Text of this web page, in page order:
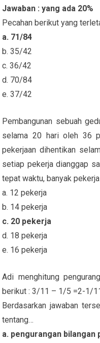
Jawaban : yang ada 20%
Pecahan berikut yang
a. 71/84
b. 35/42
c. 36/42
d. 70/84
e. 37/42
Pembangunan sebuah
selama 20 hari oleh 36
pekerjaan dihentikan
setiap pekerja dianggap
tepat waktu, banyak
a. 12 pekerja
b. 14 pekerja
c. 20 pekerja
d. 18 pekerja
e. 16 pekerja
Adi menghitung
berikut : 3/11 – 1/5 =2-1/
Berdasarkan jawaban
tentang…
a. pengurangan bilangan